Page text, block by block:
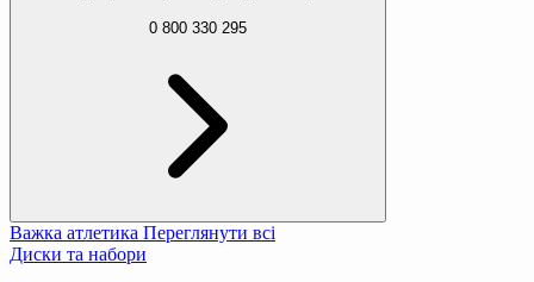
0 800 330 295
Важка атлетика Переглянути всі
Диски та набори